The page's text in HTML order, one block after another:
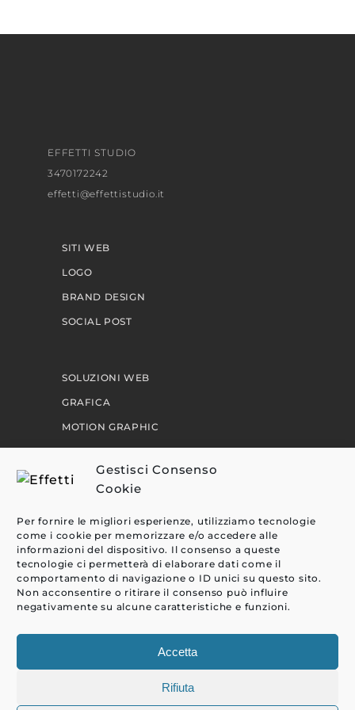
Gestisci Consenso
Cookie
Per fornire le migliori esperienze, utilizziamo tecnologie
come i cookie per memorizzare e/o accedere alle
informazioni del dispositivo. Il consenso a queste
tecnologie ci permetterà di elaborare dati come il
comportamento di navigazione o ID unici su questo sito.
Non acconsentire o ritirare il consenso può influire
negativamente su alcune caratteristiche e funzioni.
Accetta
Rifiuta
EFFETTI STUDIO
3470172242
effetti@effettistudio.it
SITI WEB
LOGO
BRAND DESIGN
SOCIAL POST
SOLUZIONI WEB
GRAFICA
MOTION GRAPHIC
PERCORSI
CLIENTI
BLOG
CONTATTI